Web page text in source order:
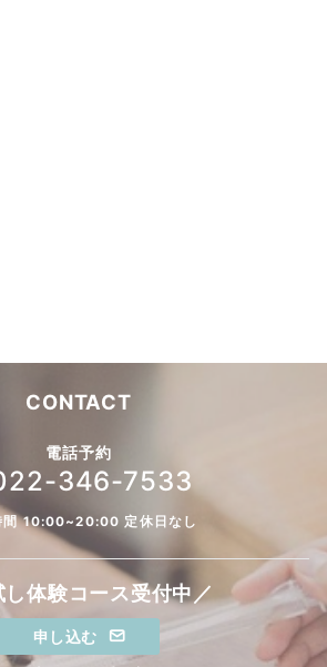
CONTACT
電話予約
346-7533
間 10:00~20:00 定休日なし
し体験コース受付中／
申し込む